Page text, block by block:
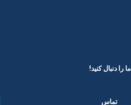
ما را دنبال کنید! ​
تماس